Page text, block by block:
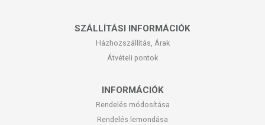
SZÁLLÍTÁSI INFORMÁCIÓK
Házhozszállítás, Árak
Átvételi pontok
INFORMÁCIÓK
Rendelés módosítása
Rendelés lemondása